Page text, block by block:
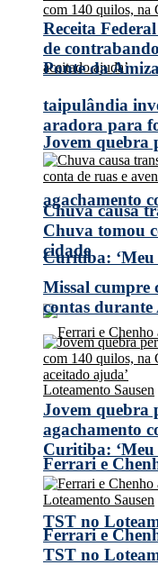
Jovem quebra
agachamento
Curitiba: ‘Meu
Ferrari e
TST no
Receita
de
Ponte da
taipulândia
aradora para
Chuva causa
Chuva tomou
cidade
Missal cumpre
contas
Jovem quebra
agachamento
Curitiba: ‘Meu
Ferrari e
TST no